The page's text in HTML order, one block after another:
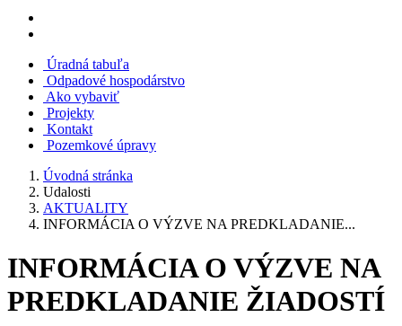
Úradná tabuľa
Odpadové hospodárstvo
Ako vybaviť
Projekty
Kontakt
Pozemkové úpravy
Úvodná stránka
Udalosti
AKTUALITY
INFORMÁCIA O VÝZVE NA PREDKLADANIE...
INFORMÁCIA O VÝZVE NA
PREDKLADANIE ŽIADOSTÍ